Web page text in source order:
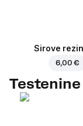
Sirove
6,00 €
Testenine